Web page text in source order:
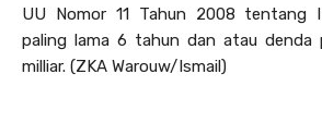
UU Nomor 11 Tahun 2008 tentang
paling lama 6 tahun dan atau denda
milliar. (ZKA Warouw/Ismail)